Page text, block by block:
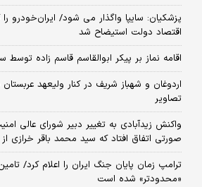
پزشکیان: سایپا واگذار می شود/ ایران‌خودرو را
اقتصاد دولت استیضاح شد
اقامه نماز بر پیکر ابوالقاسم قاسم زاده
اردوغان و شهباز شریف در کنار ولیعهد
تصاویر
واکنش زیدآبادی به تغییر دبیر شورای عالی
صورتی اتفاق افتاد که سید محمد باقر خرازی
ترامپ زمان پایان جنگ ایران را اعلام کرد/
«محدودتر» شده است